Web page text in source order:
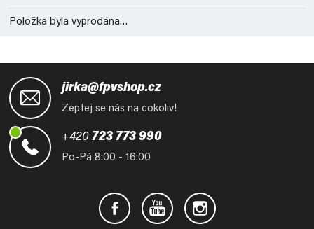
Položka byla vyprodána…
jirka@fpvshop.cz
Zeptej se nás na cokoliv!
+420 723 773 990
Po-Pá 8:00 - 16:00